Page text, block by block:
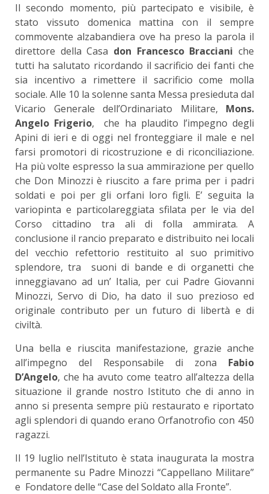
Il secondo momento, più partecipato e visibile, è
stato vissuto domenica mattina con il sempre
commovente alzabandiera ove ha preso la parola il
direttore della Casa don Francesco Bracciani che
tutti ha salutato ricordando il sacrificio dei fanti che
sia incentivo a rimettere il sacrificio come molla
sociale. Alle 10 la solenne santa Messa presieduta dal
Vicario Generale dell’Ordinariato Militare, Mons.
Angelo Frigerio, che ha plaudito l’impegno degli
Apini di ieri e di oggi nel fronteggiare il male e nel
farsi promotori di ricostruzione e di riconciliazione.
Ha più volte espresso la sua ammirazione per quello
che Don Minozzi è riuscito a fare prima per i padri
soldati e poi per gli orfani loro figli. E’ seguita la
variopinta e particolareggiata sfilata per le via del
Corso cittadino tra ali di folla ammirata. A
conclusione il rancio preparato e distribuito nei locali
del vecchio refettorio restituito al suo primitivo
splendore, tra suoni di bande e di organetti che
inneggiavano ad un’ Italia, per cui Padre Giovanni
Minozzi, Servo di Dio, ha dato il suo prezioso ed
originale contributo per un futuro di libertà e di
civiltà.
Una bella e riuscita manifestazione, grazie anche
all’impegno del Responsabile di zona Fabio
D’Angelo, che ha avuto come teatro all’altezza della
situazione il grande nostro Istituto che di anno in
anno si presenta sempre più restaurato e riportato
agli splendori di quando erano Orfanotrofio con 450
ragazzi.
Il 19 luglio nell’Istituto è stata inaugurata la mostra
permanente su Padre Minozzi “Cappellano Militare”
e Fondatore delle “Case del Soldato alla Fronte”.